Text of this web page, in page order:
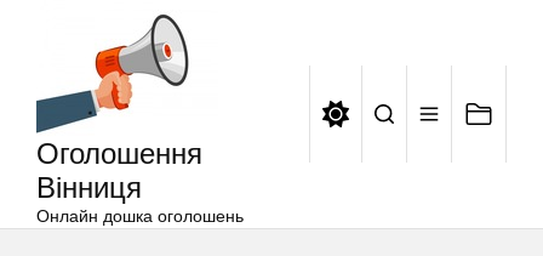
Оголошення
Вінниця
Онлайн дошка оголошень